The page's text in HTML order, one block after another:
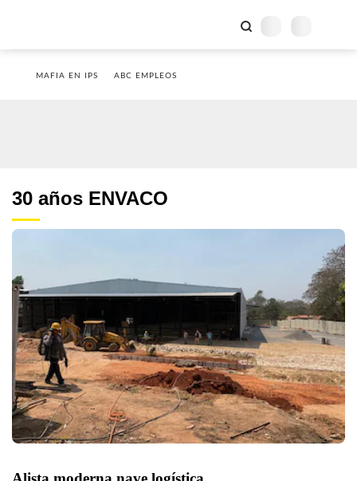
MAFIA EN IPS ABC EMPLEOS
30 años ENVACO